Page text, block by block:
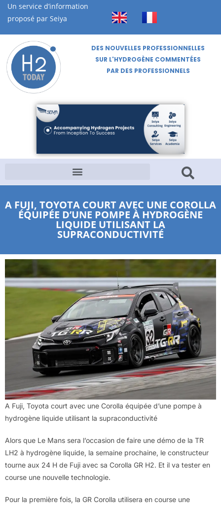
Un service d’information
proposé par Seiya
DES NOUVELLES PROFESSIONNELLES
SUR L'HYDROGÈNE COMMENTÉES
PAR DES PROFESSIONNELS
A FUJI, TOYOTA COURT AVEC UNE COROLLA
ÉQUIPÉE D’UNE POMPE À HYDROGÈNE
LIQUIDE UTILISANT LA
SUPRACONDUCTIVITÉ
A Fuji, Toyota court avec une Corolla équipée d’une pompe à
hydrogène liquide utilisant la supraconductivité
Alors que Le Mans sera l’occasion de faire une démo de la TR
LH2 à hydrogène liquide, la semaine prochaine, le constructeur
tourne aux 24 H de Fuji avec sa Corolla GR H2. Et il va tester en
course une nouvelle technologie.
Pour la première fois, la GR Corolla utilisera en course une